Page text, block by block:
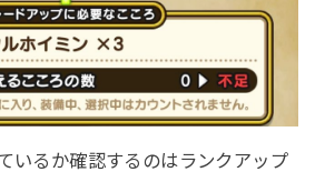
いるか確認するのはランクアップ